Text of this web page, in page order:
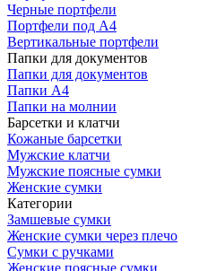
Черные портфели
Портфели под А4
Вертикальные портфели
Папки для документов
Папки для документов
Папки А4
Папки на молнии
Барсетки и клатчи
Кожаные барсетки
Мужские клатчи
Мужские поясные сумки
Женские сумки
Категории
Замшевые сумки
Женские сумки через плечо
Сумки с ручками
Женские поясные сумки